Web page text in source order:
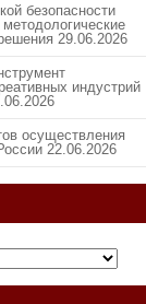
безопасности
29.06.2026
индустрий
осуществления
22.06.2026